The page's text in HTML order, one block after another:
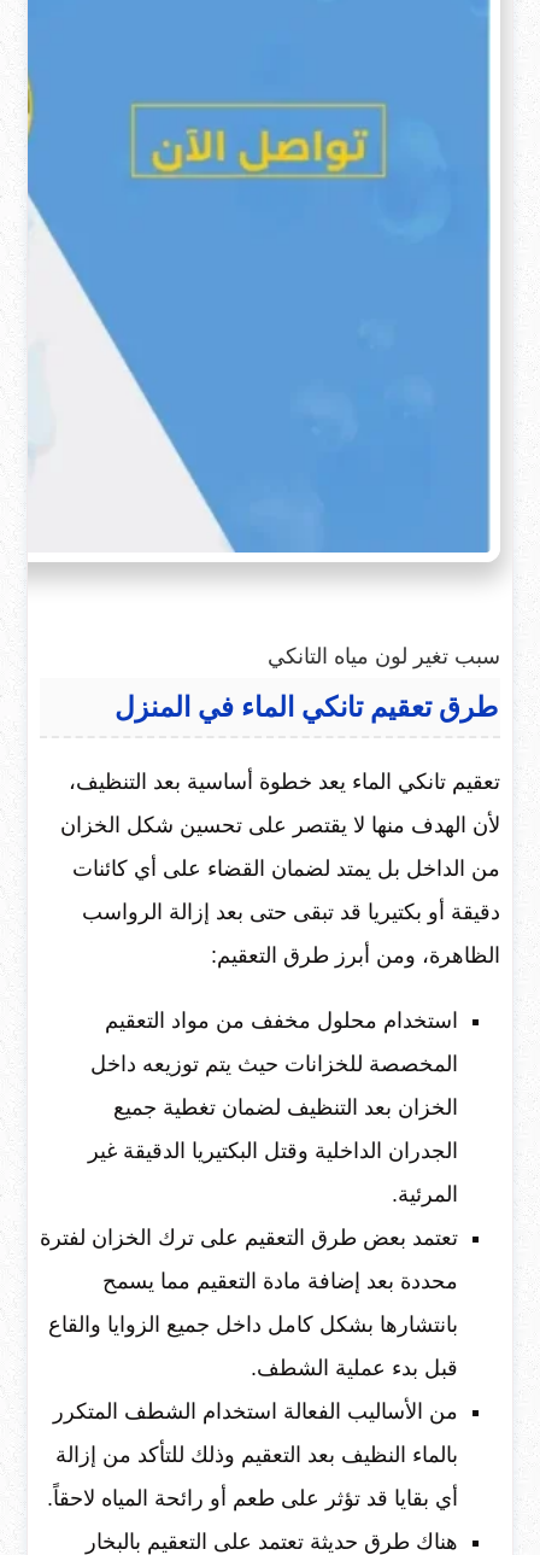
سبب تغير لون مياه التانكي
طرق تعقيم تانكي الماء في المنزل
تعقيم تانكي الماء يعد خطوة أساسية بعد التنظيف،
لأن الهدف منها لا يقتصر على تحسين شكل الخزان
من الداخل بل يمتد لضمان القضاء على أي كائنات
دقيقة أو بكتيريا قد تبقى حتى بعد إزالة الرواسب
الظاهرة، ومن أبرز طرق التعقيم:
استخدام محلول مخفف من مواد التعقيم
المخصصة للخزانات حيث يتم توزيعه داخل
الخزان بعد التنظيف لضمان تغطية جميع
الجدران الداخلية وقتل البكتيريا الدقيقة غير
المرئية.
تعتمد بعض طرق التعقيم على ترك الخزان لفترة
محددة بعد إضافة مادة التعقيم مما يسمح
بانتشارها بشكل كامل داخل جميع الزوايا والقاع
قبل بدء عملية الشطف.
من الأساليب الفعالة استخدام الشطف المتكرر
بالماء النظيف بعد التعقيم وذلك للتأكد من إزالة
أي بقايا قد تؤثر على طعم أو رائحة المياه لاحقاً.
هناك طرق حديثة تعتمد على التعقيم بالبخار